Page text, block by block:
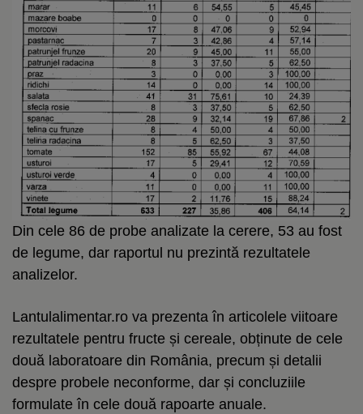
Din cele 86 de probe analizate la cerere, 53 au fost
de legume, dar raportul nu prezintă rezultatele
analizelor.
Lantulalimentar.ro va prezenta în articolele viitoare
rezultatele pentru fructe și cereale, obținute de cele
două laboratoare din România, precum și detalii
despre probele neconforme, dar și concluziile
formulate în cele două rapoarte anuale.